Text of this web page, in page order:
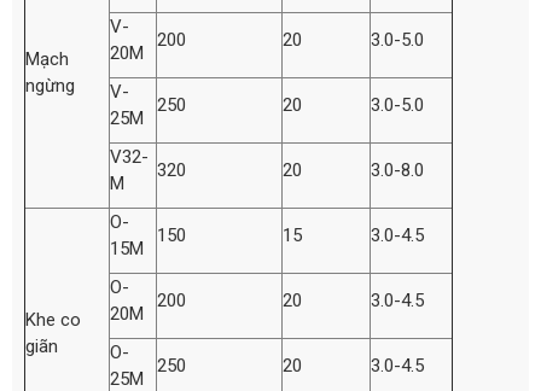
Mạch
ngừng
V-
20M
200 20 3.0-5.0
V-
25M
250 20 3.0-5.0
V32-
M
320 20 3.0-8.0
Khe co
giãn
O-
15M
150 15 3.0-4.5
O-
20M
200 20 3.0-4.5
O-
25M
250 20 3.0-4.5